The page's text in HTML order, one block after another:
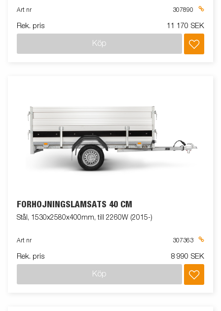
Art nr 307890
Rek. pris 11 170 SEK
Köp
FÖRHÖJNINGSLÄMSATS 40 CM
Stål, 1530x2580x400mm, till 2260W (2015-)
Art nr 307363
Rek. pris 8 990 SEK
Köp